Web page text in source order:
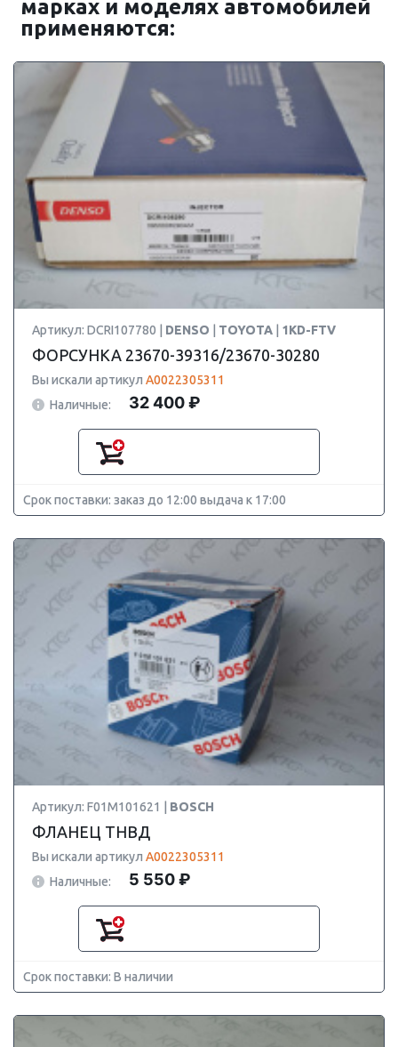
марках и моделях автомобилей
применяются:
Артикул: DCRI107780 | DENSO TOYOTA 1KD-FTV
ФОРСУНКА 23670-39316/23670-30280
Вы искали артикул A0022305311
Наличные:
32 400 ₽
Срок поставки: заказ до 12:00 выдача к 17:00
Артикул: F01M101621 | BOSCH
ФЛАНЕЦ ТНВД
Вы искали артикул A0022305311
Наличные:
5 550 ₽
Срок поставки: В наличии